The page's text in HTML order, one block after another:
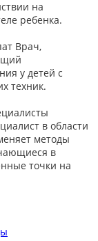
на
ребенка.
Врач,
у детей с
техник.
в области
методы
в
точки на